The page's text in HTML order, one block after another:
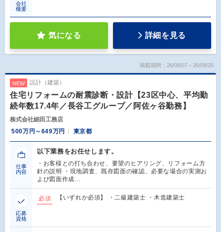
会社
概要
気になる 詳細を見る
掲載期間：26/08/07～26/08/20
NEW 設計（建築）
住宅リフォームの耐震診断・設計【23区中心、平均勤
続年数17.4年／長谷工グループ／阿佐ヶ谷勤務】
株式会社細田工務店
500万円～649万円
東京都
仕事
内容
以下業務をお任せします。
・お客様との打ち合わせ、要望のヒアリング、リフォーム方
針の説明 ・現地調査、既存図面の確認、必要な場合の実測お
よび図面作成…
応募
資格
必須 【いずれか必須】 ・二級建築士 ・木造建築士